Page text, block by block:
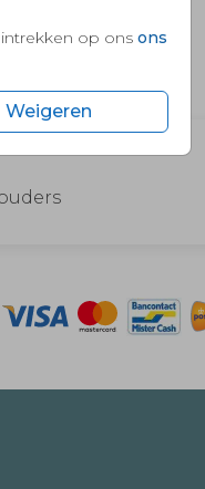
op ons ons
Weigeren